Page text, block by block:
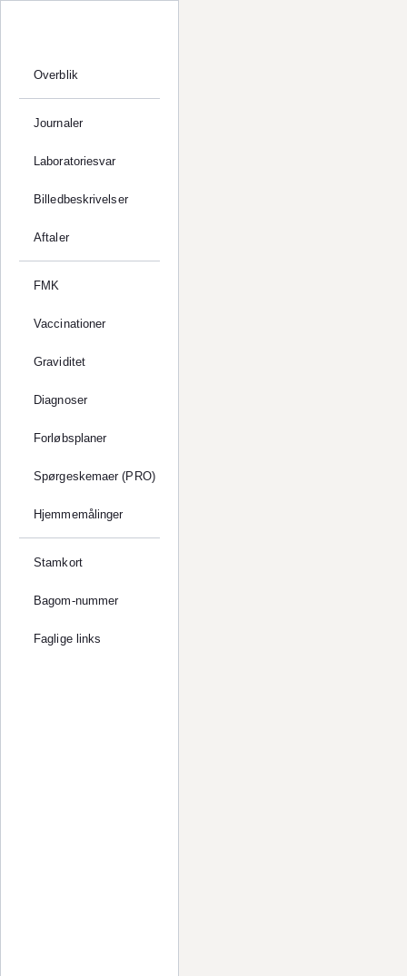
Overblik
Journaler
Laboratoriesvar
Billedbeskrivelser
Aftaler
FMK
Vaccinationer
Graviditet
Diagnoser
Forløbsplaner
Spørgeskemaer (PRO)
Hjemmemålinger
Stamkort
Bagom-nummer
Faglige links